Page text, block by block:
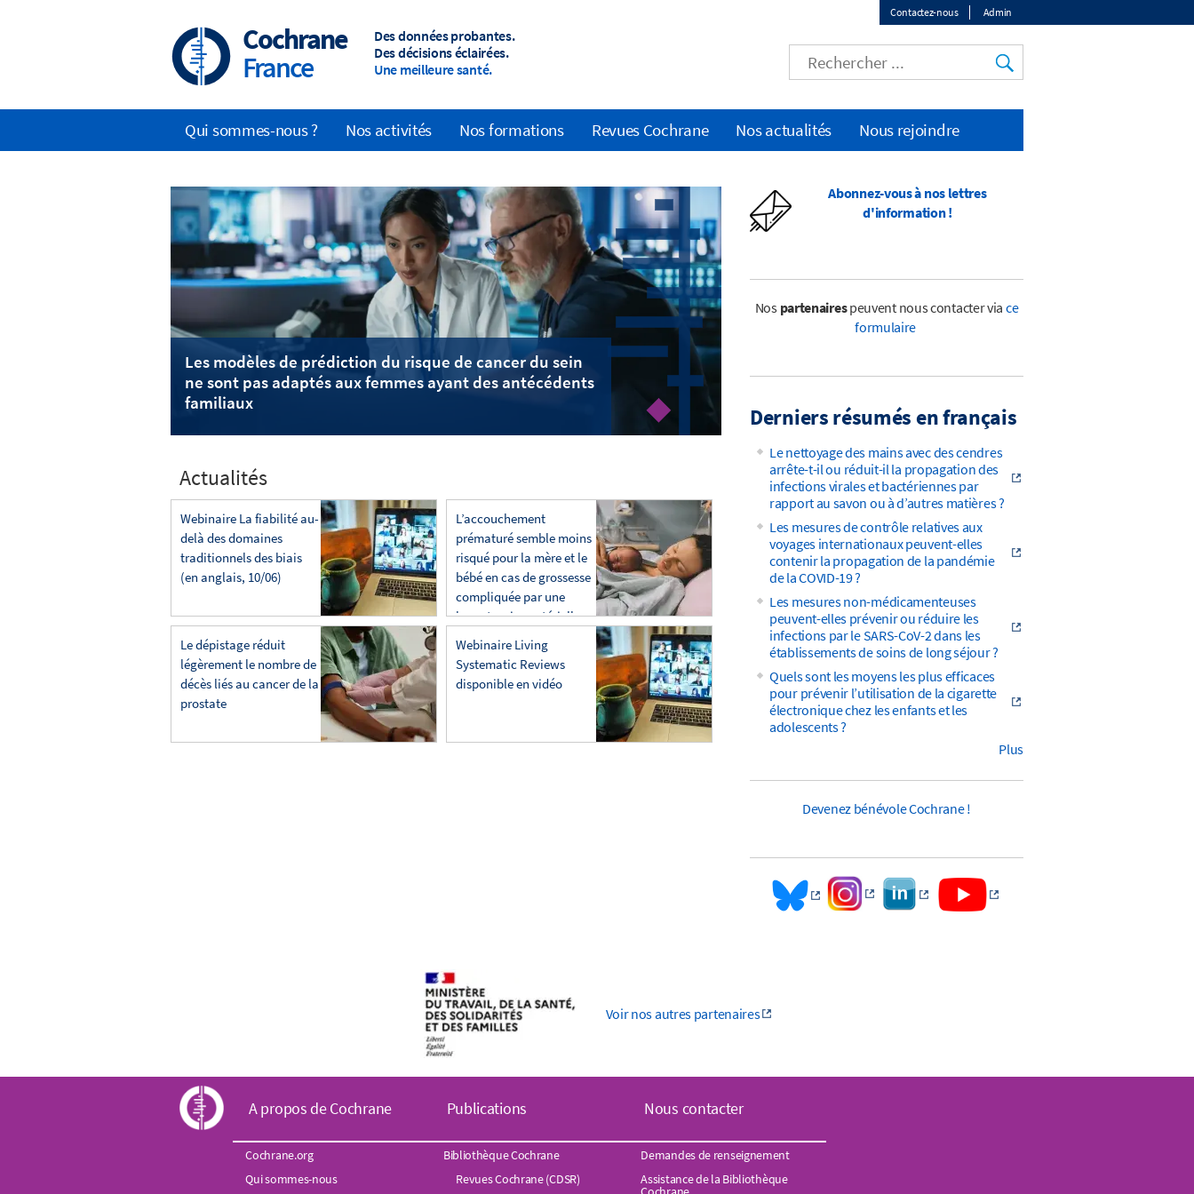
Top
menu
Contactez-nous Admin
Cochrane
France
Des données probantes.
Des décisions éclairées.
Une meilleure santé.
Les modèles de prédiction du risque de cancer du sein
ne sont pas adaptés aux femmes ayant des antécédents
familiaux
Actualités
Webinaire La fiabilité au-
delà des domaines
traditionnels des biais
(en anglais, 10/06)
L’accouchement
prématuré semble moins
risqué pour la mère et le
bébé en cas de grossesse
compliquée par une
hypertension artérielle
Le dépistage réduit
légèrement le nombre de
décès liés au cancer de la
prostate
Webinaire Living
Systematic Reviews
disponible en vidéo
Abonnez-vous à nos lettres
d'information !
Nos partenairespeuvent nous contacter via ce
formulaire
Derniers résumés en français
Le nettoyage des mains avec des cendres
arrête-t-il ou réduit-il la propagation des
infections virales et bactériennes par
rapport au savon ou à d’autres matières ?
Les mesures de contrôle relatives aux
voyages internationaux peuvent-elles
contenir la propagation de la pandémie
de la COVID-19 ?
Les mesures non-médicamenteuses
peuvent-elles prévenir ou réduire les
infections par le SARS-CoV-2 dans les
établissements de soins de long séjour ?
Quels sont les moyens les plus efficaces
pour prévenir l’utilisation de la cigarette
électronique chez les enfants et les
adolescents ?
Plus
Devenez bénévole Cochrane !
Main
navigation
Qui sommes-nous ? Nos activités Nos formations Revues Cochrane Nos actualités Nous rejoindre
Voir nos autres partenaires
C
o
A propos de Cochrane
Cochrane.org
Qui sommes-nous
Publications
Bibliothèque Cochrane
Revues Cochrane (CDSR)
Nous contacter
Demandes de renseignement
Assistance de la Bibliothèque